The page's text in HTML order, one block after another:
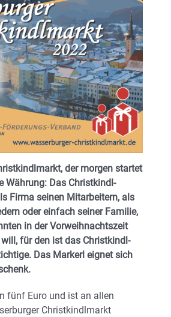
der morgen startet
Währung: Das Christkindl-
Firma seinen Mitarbeitern, als
oder einfach seiner Familie,
in der Vorweihnachtszeit
für den ist das Christkindl-
Das Markerl eignet sich
fünf Euro und ist an allen
Christkindlmarkt